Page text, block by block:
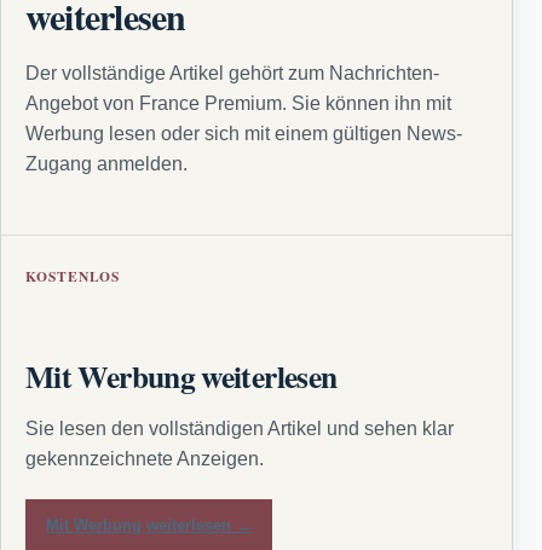
weiterlesen
Der vollständige Artikel gehört zum Nachrichten-
Angebot von France Premium. Sie können ihn mit
Werbung lesen oder sich mit einem gültigen News-
Zugang anmelden.
KOSTENLOS
Mit Werbung weiterlesen
Sie lesen den vollständigen Artikel und sehen klar
gekennzeichnete Anzeigen.
Mit Werbung weiterlesen →